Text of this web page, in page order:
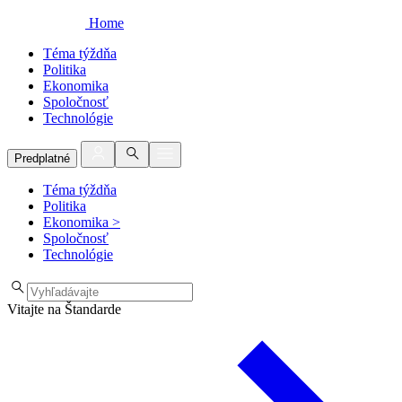
Home
Téma týždňa
Politika
Ekonomika
Spoločnosť
Technológie
Predplatné
Téma týždňa
Politika
Ekonomika >
Spoločnosť
Technológie
Vitajte na Štandarde